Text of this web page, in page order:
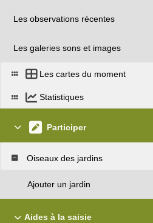
Les observations récentes
Les galeries sons et images
Les cartes du moment
Statistiques
Participer
Oiseaux des jardins
Ajouter un jardin
Aides à la saisie